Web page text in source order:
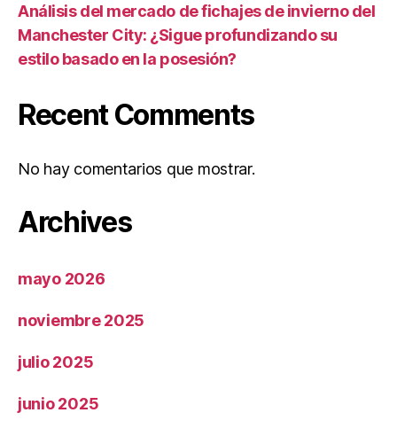
Análisis del mercado de fichajes de invierno del
Manchester City: ¿Sigue profundizando su
estilo basado en la posesión?
Recent Comments
No hay comentarios que mostrar.
Archives
mayo 2026
noviembre 2025
julio 2025
junio 2025